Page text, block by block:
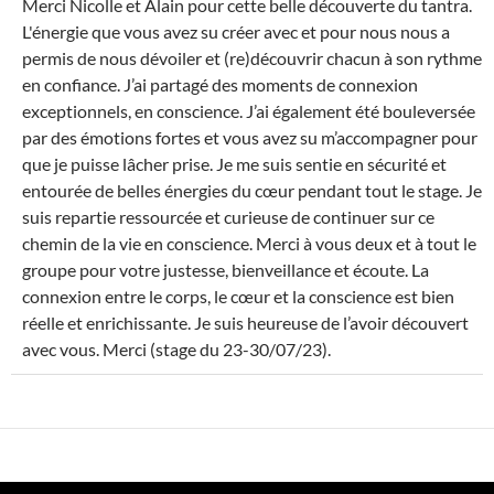
Merci Nicolle et Alain pour cette belle découverte du tantra.
L'énergie que vous avez su créer avec et pour nous nous a
permis de nous dévoiler et (re)découvrir chacun à son rythme
en confiance. J’ai partagé des moments de connexion
exceptionnels, en conscience. J’ai également été bouleversée
par des émotions fortes et vous avez su m’accompagner pour
que je puisse lâcher prise. Je me suis sentie en sécurité et
entourée de belles énergies du cœur pendant tout le stage. Je
suis repartie ressourcée et curieuse de continuer sur ce
chemin de la vie en conscience. Merci à vous deux et à tout le
groupe pour votre justesse, bienveillance et écoute. La
connexion entre le corps, le cœur et la conscience est bien
réelle et enrichissante. Je suis heureuse de l’avoir découvert
avec vous. Merci (stage du 23-30/07/23).